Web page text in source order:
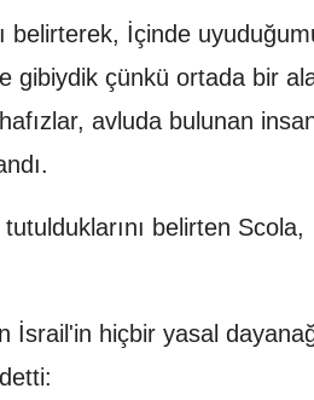
belirterek, İçinde
gibiydik çünkü ortada bir
avluda bulunan
belirten Scola,
hiçbir yasal